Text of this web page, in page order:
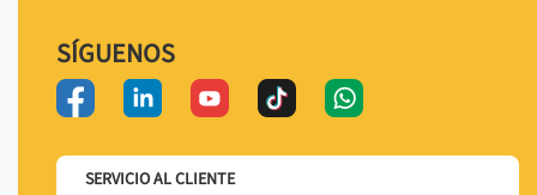
SÍGUENOS
SERVICIO AL CLIENTE